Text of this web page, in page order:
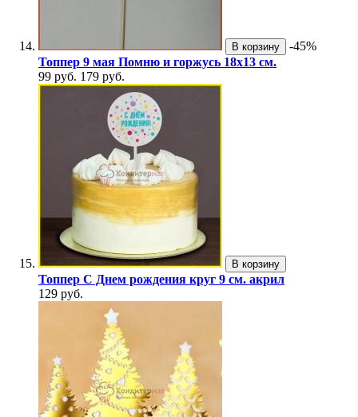
В корзину
-45%
Топпер 9 мая Помню и горжусь 18х13 см.
99 руб. 179 руб.
В корзину
Топпер С Днем рождения круг 9 см. акрил
129 руб.